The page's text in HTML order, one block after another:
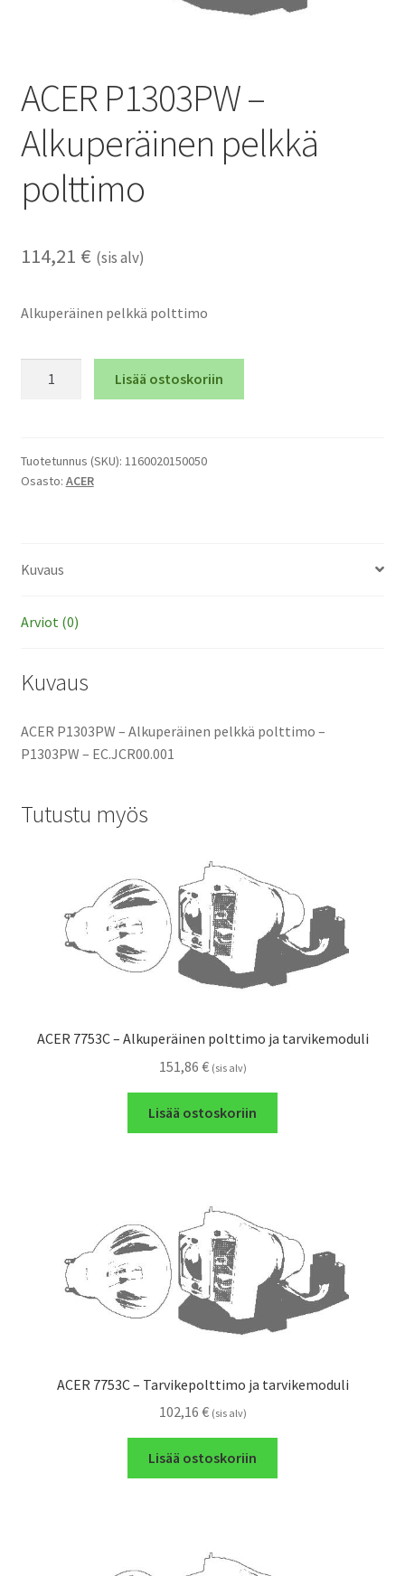
ACER P1303PW –
Alkuperäinen pelkkä
polttimo
114,21 € (sis alv)
Alkuperäinen pelkkä polttimo
pelkkä
polttimo
Lisää ostoskoriin
Tuotetunnus (SKU): 1160020150050
Osasto: ACER
Kuvaus
Arviot (0)
Kuvaus
ACER P1303PW – Alkuperäinen pelkkä polttimo –
P1303PW – EC.JCR00.001
Tutustu myös
ACER 7753C – Alkuperäinen polttimo ja tarvikemoduli
151,86 € (sis alv)
Lisää ostoskoriin
ACER 7753C – Tarvikepolttimo ja tarvikemoduli
102,16 € (sis alv)
Lisää ostoskoriin